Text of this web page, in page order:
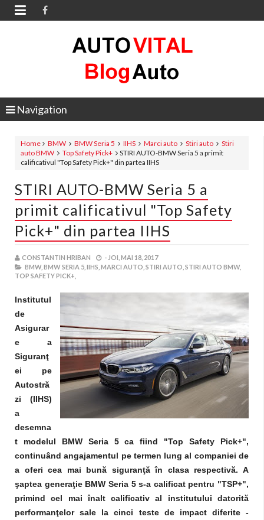

Navigation
Home BMW BMW Seria 5 IIHS Marci auto Stiri auto
Stiri
auto BMW
Top Safety Pick+
STIRI AUTO-BMW Seria 5 a primit
calificativul "Top Safety Pick+" din partea IIHS
STIRI AUTO-BMW Seria 5 a
primit calificativul "Top Safety
Pick+" din partea IIHS
CONSTANTIN HRIBAN - JOI, MAI 18, 2017
BMW, BMW SERIA 5, IIHS, MARCI AUTO, STIRI AUTO, STIRI AUTO BMW,
TOP SAFETY PICK+,
Institutul
de
Asigurar
e a
Siguranţ
ei pe
Autostră
zi (IIHS)
a
desemna
t modelul BMW Seria 5 ca fiind "Top Safety Pick+",
continuând angajamentul pe termen lung al companiei de
a oferi cea mai bună siguranţă în clasa respectivă. A
şaptea generaţie BMW Seria 5 s-a calificat pentru "TSP+",
primind cel mai înalt calificativ al institutului datorită
performanţelor sale la cinci teste de impact diferite -